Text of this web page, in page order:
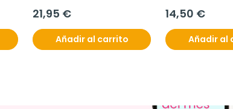
21,95 €
Añadir al carrito
14,50 €
Añadir al